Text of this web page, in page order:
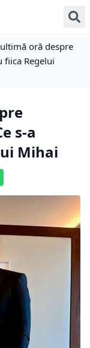
oră despre
fiica Regelui
s-a
Mihai